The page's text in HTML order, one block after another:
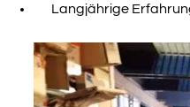
Langjährige